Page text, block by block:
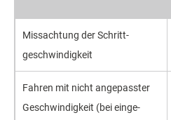
Miss­achtung der Schritt­
geschwin­digkeit
Fahren mit nicht ange­passter
Geschwin­digkeit (bei einge­